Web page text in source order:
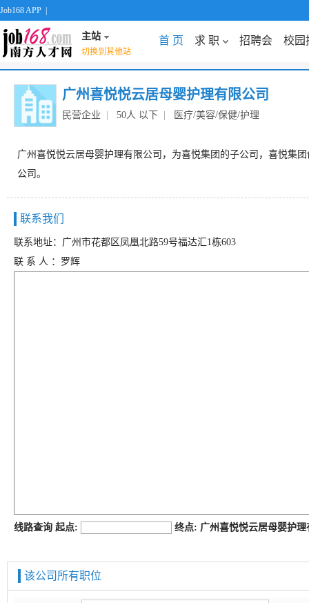
Job168 APP
主站
切换到其他站
首 页 求 职 招聘会 校园
广州喜悦悦云居母婴护理有限公司
民营企业 50人 以下 医疗/美容/保健/护理
广州喜悦悦云居母婴护理有限公司，为喜悦集团的子公司，喜悦集
公司。
联系我们
联系地址：广州市花都区凤凰北路59号福达汇1栋603
联 系 人 ：罗辉
线路查询 起点: 终点: 广州喜悦悦云居母婴护
该公司所有职位